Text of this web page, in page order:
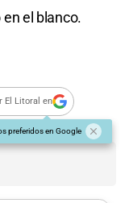
el blanco.
El Litoral en
preferidos en Google